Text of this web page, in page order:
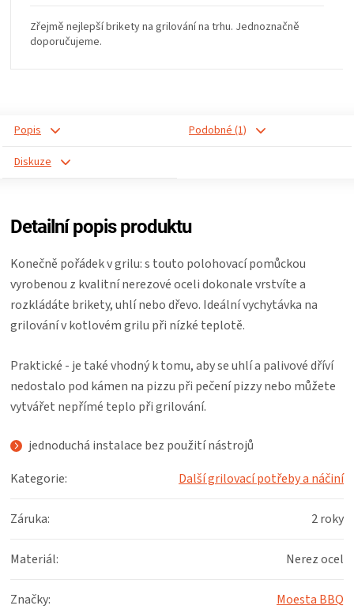
ZNAČKY
PŘIHLÁŠENÍ
Zřejmě nejlepší brikety na grilování na trhu. Jednoznačně
doporučujeme.
Popis
Podobné (1)
Diskuze
Detailní popis produktu
Konečně pořádek v grilu: s touto polohovací pomůckou
vyrobenou z kvalitní nerezové oceli dokonale vrstvíte a
rozkládáte brikety, uhlí nebo dřevo. Ideální vychytávka na
grilování v kotlovém grilu při nízké teplotě.
Praktické - je také vhodný k tomu, aby se uhlí a palivové dříví
nedostalo pod kámen na pizzu při pečení pizzy nebo můžete
vytvářet nepřímé teplo při grilování.
jednoduchá instalace bez použití nástrojů
Kategorie: Další grilovací potřeby a náčiní
Záruka: 2 roky
Materiál: Nerez ocel
Značky: Moesta BBQ